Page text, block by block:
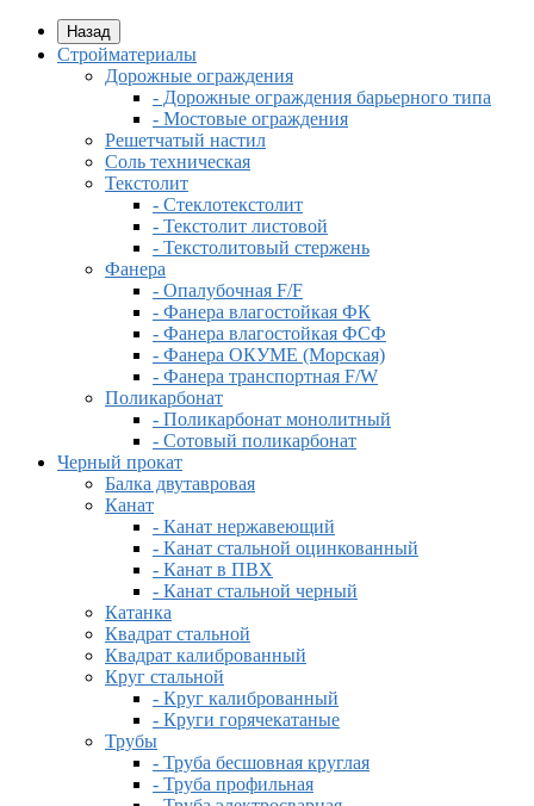
Назад
Стройматериалы
Дорожные ограждения
- Дорожные ограждения барьерного типа
- Мостовые ограждения
Решетчатый настил
Соль техническая
Текстолит
- Стеклотекстолит
- Текстолит листовой
- Текстолитовый стержень
Фанера
- Опалубочная F/F
- Фанера влагостойкая ФК
- Фанера влагостойкая ФСФ
- Фанера ОКУМЕ (Морская)
- Фанера транспортная F/W
Поликарбонат
- Поликарбонат монолитный
- Сотовый поликарбонат
Черный прокат
Балка двутавровая
Канат
- Канат нержавеющий
- Канат стальной оцинкованный
- Канат в ПВХ
- Канат стальной черный
Катанка
Квадрат стальной
Квадрат калиброванный
Круг стальной
- Круг калиброванный
- Круги горячекатаные
Трубы
- Труба бесшовная круглая
- Труба профильная